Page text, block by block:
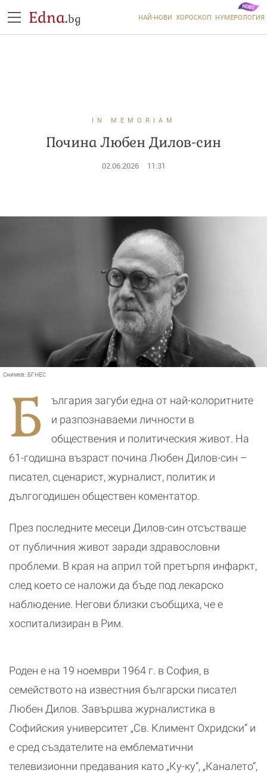
Edna.bg НАЙ-НОВИ ХОРОСКОП НУМЕРОЛОГИЯ
IN MEMORIAM
Почина Любен Дилов-син
02.06.2026 11:31
Снимка: БГНЕС
Б
ългария загуби една от най-колоритните
и разпознаваеми личности в
обществения и политическия живот. На
61-годишна възраст почина Любен Дилов-син –
писател, сценарист, журналист, политик и
дългогодишен обществен коментатор.
През последните месеци Дилов-син отсъстваше
от публичния живот заради здравословни
проблеми. В края на април той претърпя инфаркт,
след което се наложи да бъде под лекарско
наблюдение. Негови близки съобщиха, че е
хоспитализиран в Рим.
Роден е на 19 ноември 1964 г. в София, в
семейството на известния български писател
Любен Дилов. Завършва журналистика в
Софийския университет „Св. Климент Охридски“ и
е сред създателите на емблематични
телевизионни предавания като „Ку-ку“, „Каналето“,